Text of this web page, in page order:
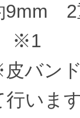
2
※1
ンド
行いま